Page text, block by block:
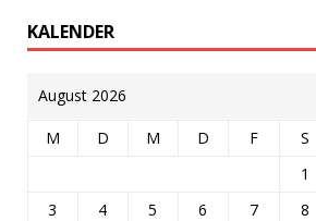
KALENDER
August 2026
M D M D F S
1
3
4 5 6 7 8